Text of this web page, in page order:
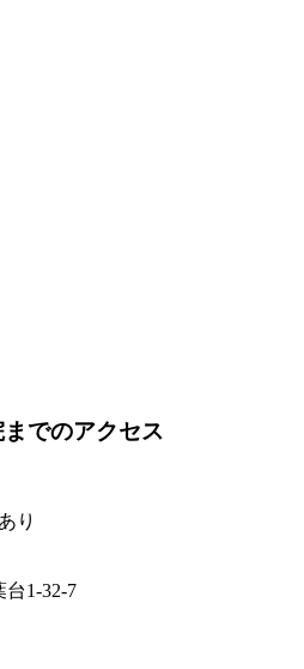
でのアクセス
り
1-32-7